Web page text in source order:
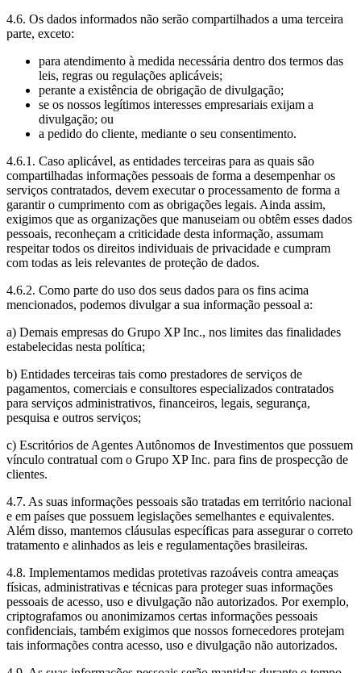
4.6. Os dados informados não serão compartilhados a uma terceira
parte, exceto:
para atendimento à medida necessária dentro dos termos das
leis, regras ou regulações aplicáveis;
perante a existência de obrigação de divulgação;
se os nossos legítimos interesses empresariais exijam a
divulgação; ou
a pedido do cliente, mediante o seu consentimento.
4.6.1. Caso aplicável, as entidades terceiras para as quais são
compartilhadas informações pessoais de forma a desempenhar os
serviços contratados, devem executar o processamento de forma a
garantir o cumprimento com as obrigações legais. Ainda assim,
exigimos que as organizações que manuseiam ou obtêm esses dados
pessoais, reconheçam a criticidade desta informação, assumam
respeitar todos os direitos individuais de privacidade e cumpram
com todas as leis relevantes de proteção de dados.
4.6.2. Como parte do uso dos seus dados para os fins acima
mencionados, podemos divulgar a sua informação pessoal a:
a) Demais empresas do Grupo XP Inc., nos limites das finalidades
estabelecidas nesta política;
b) Entidades terceiras tais como prestadores de serviços de
pagamentos, comerciais e consultores especializados contratados
para serviços administrativos, financeiros, legais, segurança,
pesquisa e outros serviços;
c) Escritórios de Agentes Autônomos de Investimentos que possuem
vínculo contratual com o Grupo XP Inc. para fins de prospecção de
clientes.
4.7. As suas informações pessoais são tratadas em território nacional
e em países que possuem legislações semelhantes e equivalentes.
Além disso, mantemos cláusulas específicas para assegurar o correto
tratamento e alinhados as leis e regulamentações brasileiras.
4.8. Implementamos medidas protetivas razoáveis contra ameaças
físicas, administrativas e técnicas para proteger suas informações
pessoais de acesso, uso e divulgação não autorizados. Por exemplo,
criptografamos ou anonimizamos certas informações pessoais
confidenciais, também exigimos que nossos fornecedores protejam
tais informações contra acesso, uso e divulgação não autorizados.